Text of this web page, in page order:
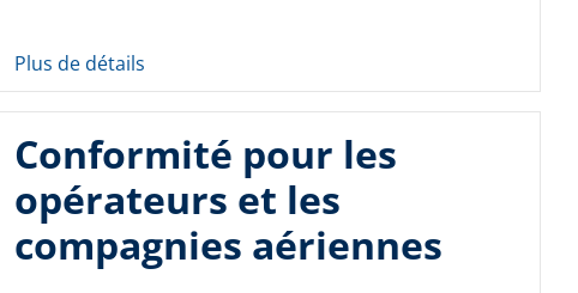
Plus de détails
Conformité pour les
opérateurs et les
compagnies aériennes